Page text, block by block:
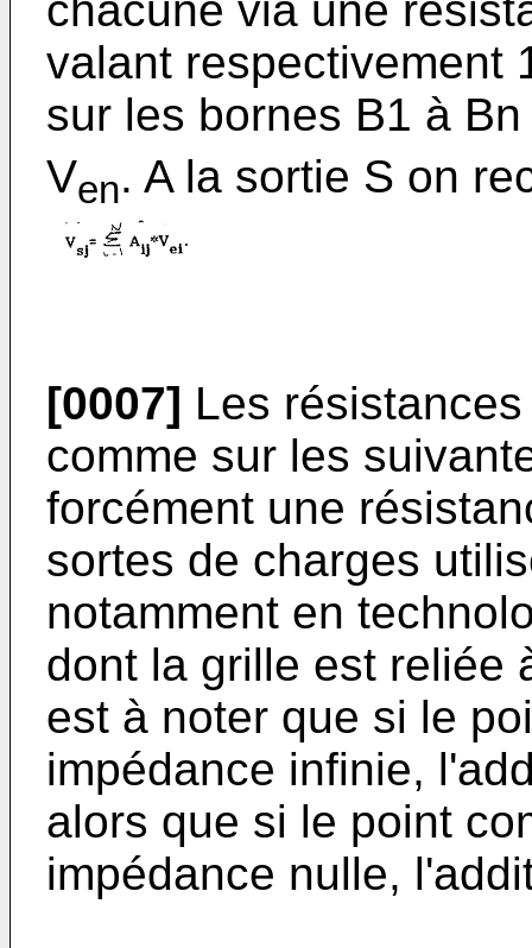
valant respectivement
sur les bornes B1 à
Ven. A la sortie S on
[0007] Les
comme sur les
forcément une
sortes de charges
notamment en
dont la grille est reliée
est à noter que si le
impédance infinie,
alors que si le point
impédance nulle,